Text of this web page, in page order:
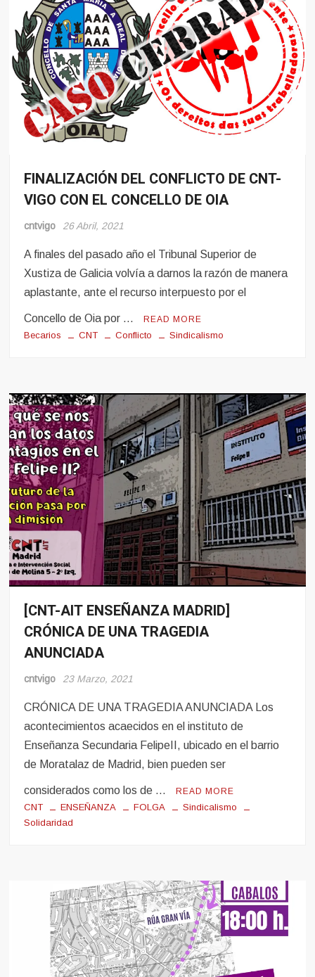
Conflito
FINALIZACIÓN DEL CONFLICTO DE CNT-
VIGO CON EL CONCELLO DE OIA
cntvigo 26 Abril, 2021
A finales del pasado año el Tribunal Superior de
Xustiza de Galicia volvía a darnos la razón de manera
aplastante, ante el recurso interpuesto por el
Concello de Oia por … READ MORE
Becarios CNT Conflicto Sindicalismo
Noticias
[CNT-AIT ENSEÑANZA MADRID]
CRÓNICA DE UNA TRAGEDIA
ANUNCIADA
cntvigo 23 Marzo, 2021
CRÓNICA DE UNA TRAGEDIA ANUNCIADA Los
acontecimientos acaecidos en el instituto de
Enseñanza Secundaria FelipeII, ubicado en el barrio
de Moratalaz de Madrid, bien pueden ser
considerados como los de … READ MORE
CNT ENSEÑANZA FOLGA
Sindicalismo
Solidaridad